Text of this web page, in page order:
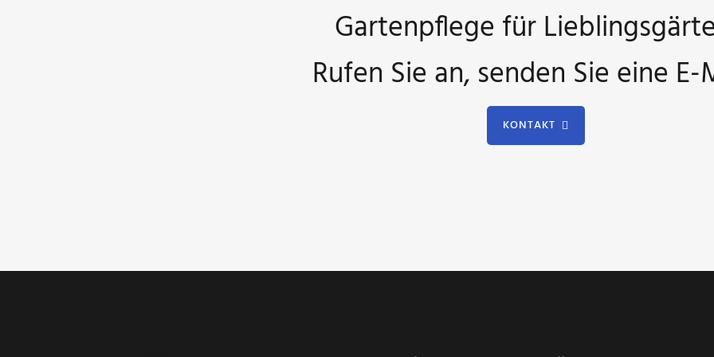
Gartenpflege für
Rufen Sie an, senden Sie eine E-
KONTAKT